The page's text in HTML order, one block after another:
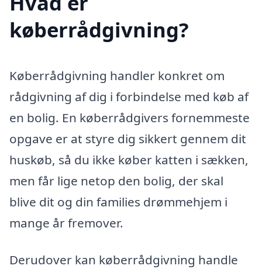
køberrådgivning?
Køberrådgivning handler konkret om
rådgivning af dig i forbindelse med køb af
en bolig. En køberrådgivers fornemmeste
opgave er at styre dig sikkert gennem dit
huskøb, så du ikke køber katten i sækken,
men får lige netop den bolig, der skal
blive dit og din families drømmehjem i
mange år fremover.
Derudover kan køberrådgivning handle